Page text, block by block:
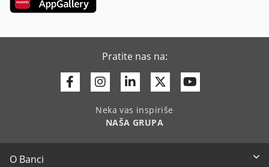
Pratite nas na:
FacebookInstagram
LinkedinTwitter
Neka vas inspiriše
NAŠA GRUPA
O Banci